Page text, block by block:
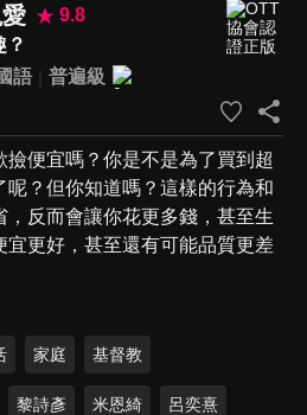
9.8
？
語
普遍級
便宜嗎？你是不是為了買到超
？但你知道嗎？這樣的行為和
反而會讓你花更多錢，甚至生
宜更好，甚至還有可能品質更差
家庭 基督教
黎詩彥 米恩綺 呂奕熹